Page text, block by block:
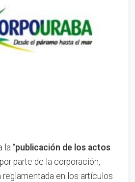
la “publicación de los actos
por parte de la corporación,
en los artículos